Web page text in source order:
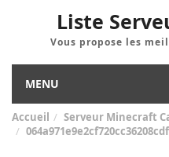
Liste
Vous propose les
MENU
Accueil
Serveur Minecraft